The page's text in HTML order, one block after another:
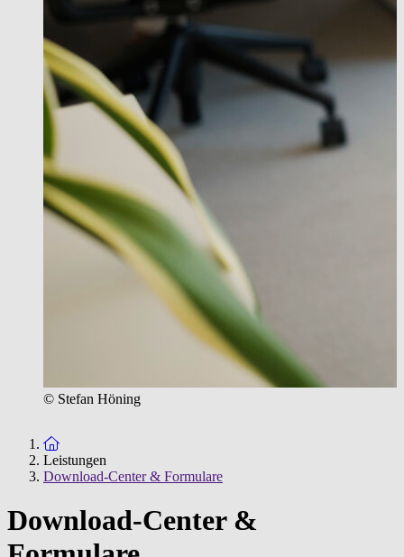
© Stefan Höning
Zur Startseite
Leistungen
Download-Center & Formulare
Download-Center &